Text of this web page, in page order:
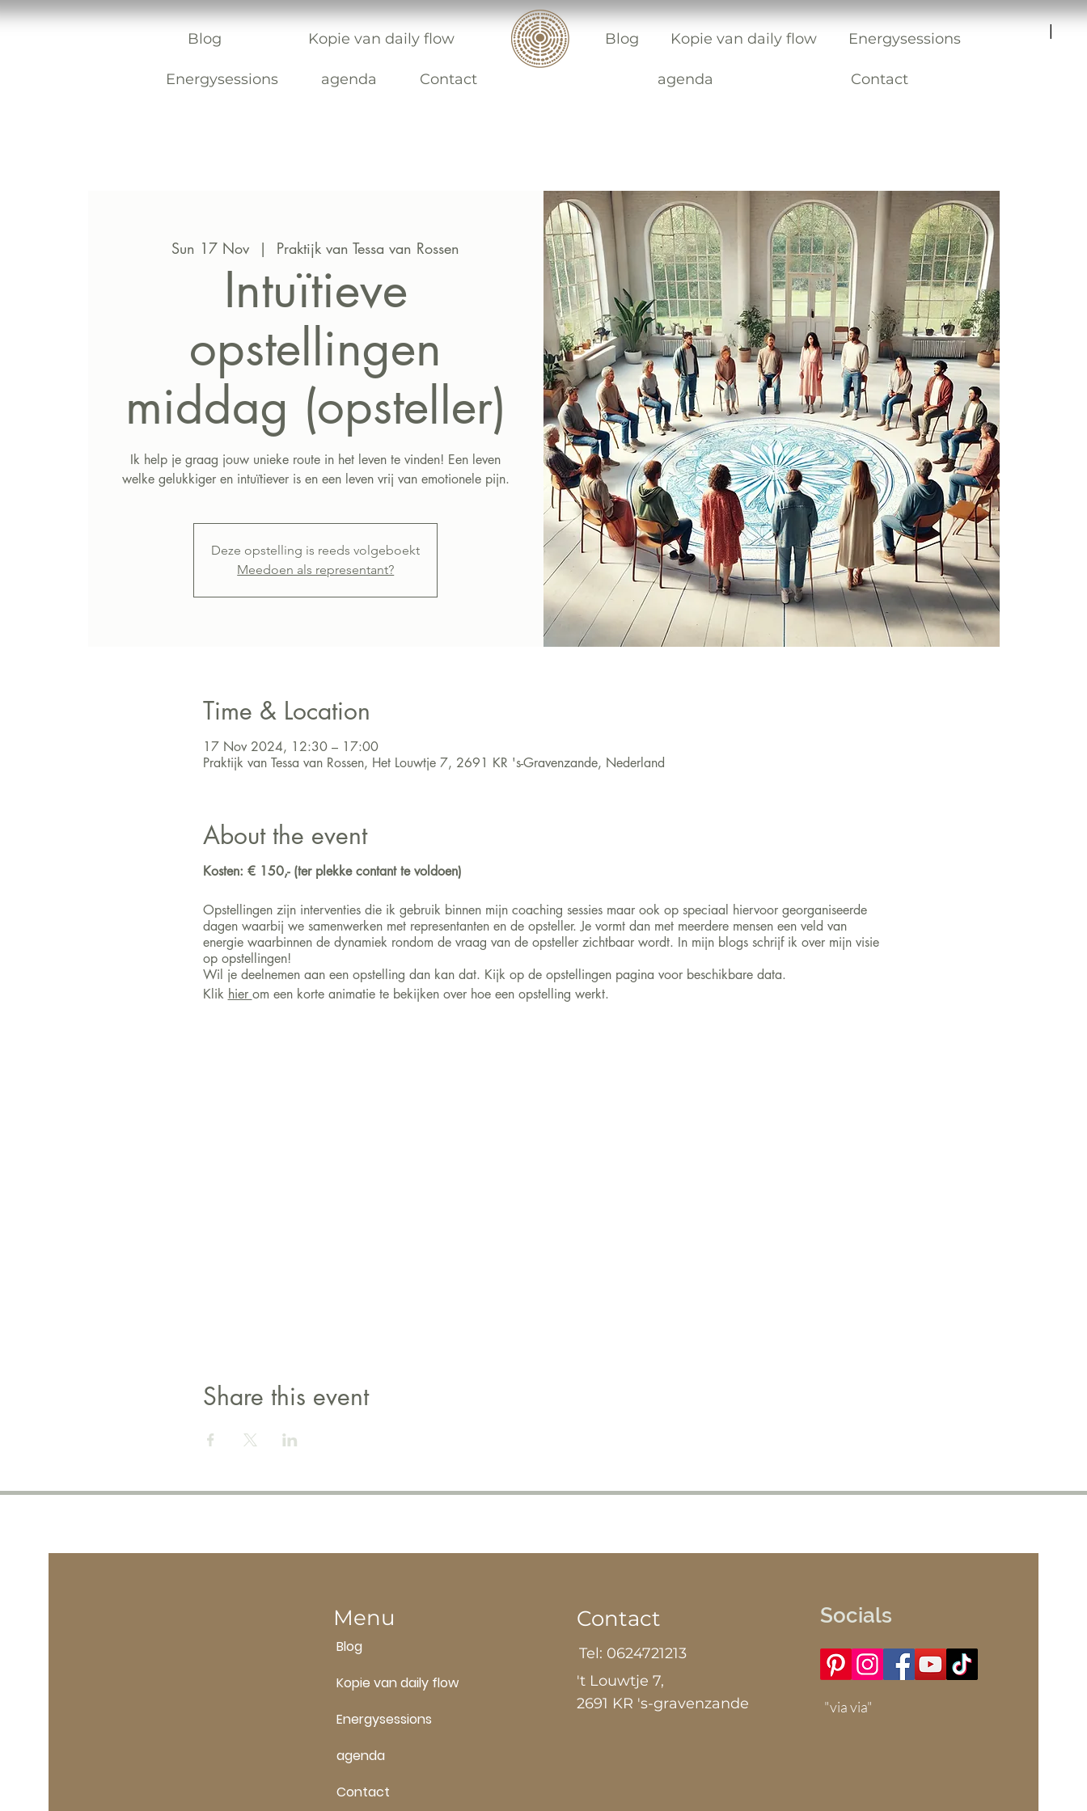
Blog Kopie van daily flow
Energysessions agenda Contact
Blog Kopie van daily flow Energysessions
agenda Contact
Sun 17 Nov
  |
Praktijk van Tessa van Rossen
Intuïtieve
opstellingen
middag (opsteller)
Ik help je graag jouw unieke route in het leven te vinden! Een leven
welke gelukkiger en intuïtiever is en een leven vrij van emotionele pijn.
Deze opstelling is reeds volgeboekt
Meedoen als representant?
Time & Location
17 Nov 2024, 12:30 – 17:00
Praktijk van Tessa van Rossen, Het Louwtje 7, 2691 KR 's-Gravenzande, Nederland
About the event
Kosten: € 150,- (ter plekke contant te voldoen)
Opstellingen zijn interventies die ik gebruik binnen mijn coaching sessies maar ook op speciaal hiervoor georganiseerde
dagen waarbij we samenwerken met representanten en de opsteller. Je vormt dan met meerdere mensen een veld van
energie waarbinnen de dynamiek rondom de vraag van de opsteller zichtbaar wordt. In mijn blogs schrijf ik over mijn visie
op opstellingen!
Wil je deelnemen aan een opstelling dan kan dat. Kijk op de opstellingen pagina voor beschikbare data.
Klik hier om een korte animatie te bekijken over hoe een opstelling werkt.
Share this event
Blog
Kopie van daily flow
Energysessions
agenda
Contact
Menu Contact
Tel: 0624721213
't Louwtje 7,
2691 KR 's-gravenzande
Socials
"via via"